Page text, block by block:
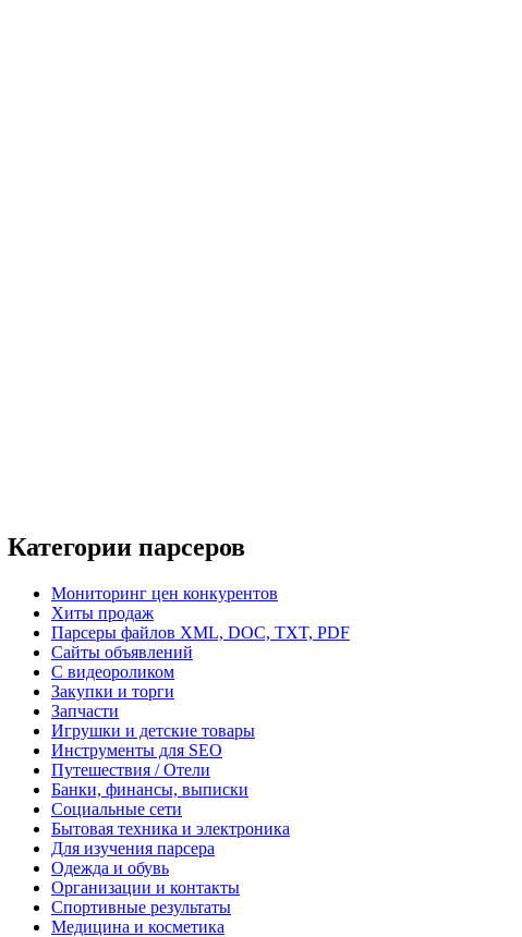
Категории парсеров
Мониторинг цен конкурентов
Хиты продаж
Парсеры файлов XML, DOC, TXT, PDF
Сайты объявлений
С видеороликом
Закупки и торги
Запчасти
Игрушки и детские товары
Инструменты для SEO
Путешествия / Отели
Банки, финансы, выписки
Социальные сети
Бытовая техника и электроника
Для изучения парсера
Одежда и обувь
Организации и контакты
Спортивные результаты
Медицина и косметика